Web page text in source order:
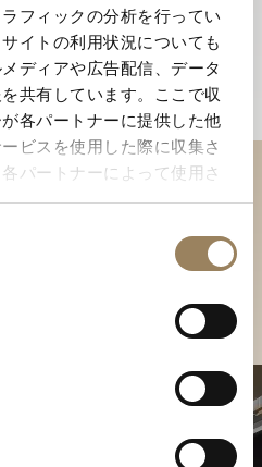
フィックの分析を行ってい
イトの利用状況についても
ディアや広告配信、データ
共有しています。ここで収
各パートナーに提供した他
ビスを使用した際に収集さ
パートナーによって使用さ
レクションを
さい